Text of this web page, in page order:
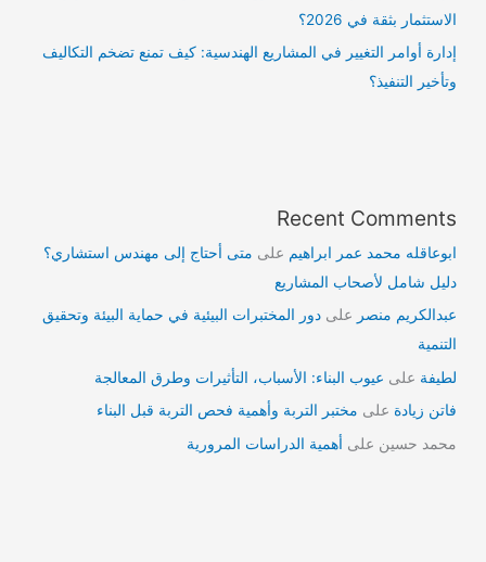
الاستثمار بثقة في 2026؟
إدارة أوامر التغيير في المشاريع الهندسية: كيف تمنع تضخم التكاليف
وتأخير التنفيذ؟
Recent Comments
ابوعاقله محمد عمر ابراهيم على متى أحتاج إلى مهندس استشاري؟
دليل شامل لأصحاب المشاريع
عبدالكريم منصر علىدور المختبرات البيئية في حماية البيئة وتحقيق
التنمية
لطيفة على عيوب البناء: الأسباب، التأثيرات وطرق المعالجة
فاتن زيادة على مختبر التربة وأهمية فحص التربة قبل البناء
محمد حسين على أهمية الدراسات المرورية